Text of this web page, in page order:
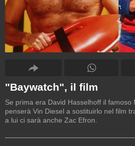
"Baywatch", il film
Se prima era David Hasselhoff il famoso
penserà Vin Diesel a sostituirlo nel film
a lui ci sarà anche Zac Efron.